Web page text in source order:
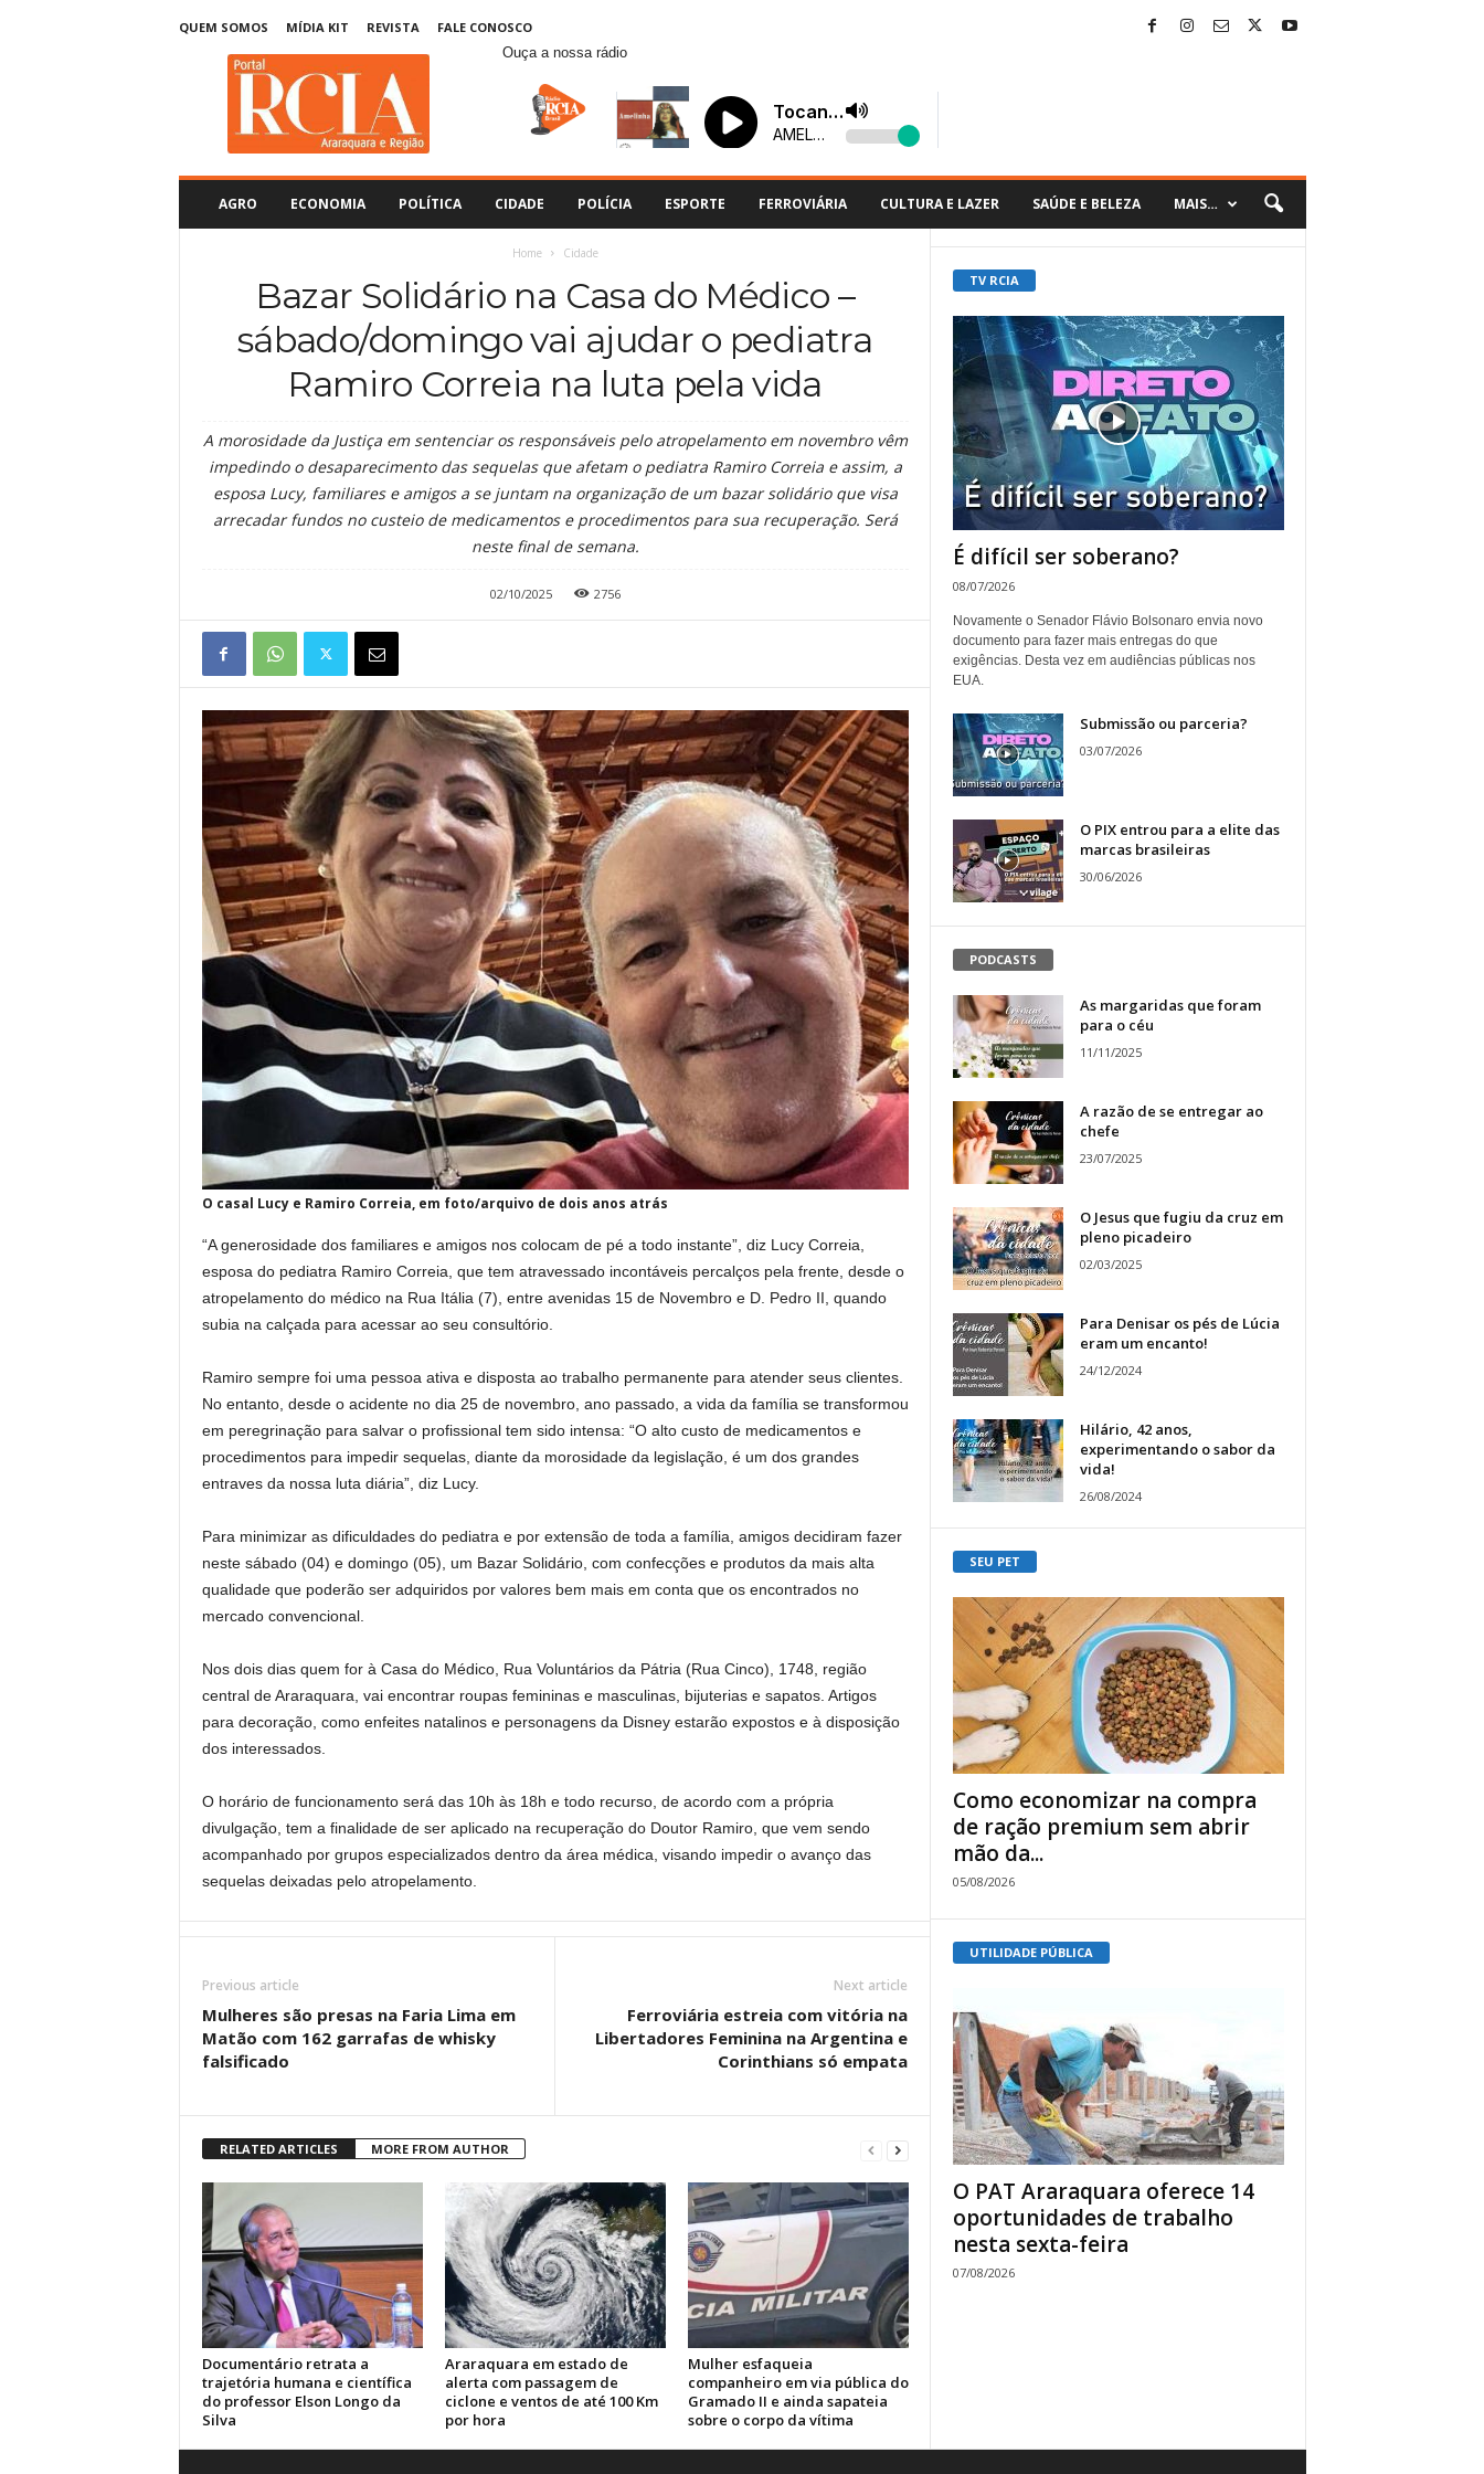
QUEM SOMOS MÍDIA KIT REVISTA
FALE CONOSCO
Ouça a nossa rádio
AGRO ECONOMIA POLÍTICA CIDADE POLÍCIA ESPORTE FERROVIÁRIA CULTURA E LAZER SAÚDE E BELEZA MAIS…
Home Cidade
Bazar Solidário na Casa do Médico –
sábado/domingo vai ajudar o pediatra
Ramiro Correia na luta pela vida
A morosidade da Justiça em sentenciar os responsáveis pelo atropelamento em novembro vêm
impedindo o desaparecimento das sequelas que afetam o pediatra Ramiro Correia e assim, a
esposa Lucy, familiares e amigos a se juntam na organização de um bazar solidário que visa
arrecadar fundos no custeio de medicamentos e procedimentos para sua recuperação. Será
neste final de semana.
02/10/2025 2756
O casal Lucy e Ramiro Correia, em foto/arquivo de dois anos atrás
“A generosidade dos familiares e amigos nos colocam de pé a todo instante”, diz Lucy Correia,
esposa do pediatra Ramiro Correia, que tem atravessado incontáveis percalços pela frente, desde o
atropelamento do médico na Rua Itália (7), entre avenidas 15 de Novembro e D. Pedro II, quando
subia na calçada para acessar ao seu consultório.
Ramiro sempre foi uma pessoa ativa e disposta ao trabalho permanente para atender seus clientes.
No entanto, desde o acidente no dia 25 de novembro, ano passado, a vida da família se transformou
em peregrinação para salvar o profissional tem sido intensa: “O alto custo de medicamentos e
procedimentos para impedir sequelas, diante da morosidade da legislação, é um dos grandes
entraves da nossa luta diária”, diz Lucy.
Para minimizar as dificuldades do pediatra e por extensão de toda a família, amigos decidiram fazer
neste sábado (04) e domingo (05), um Bazar Solidário, com confecções e produtos da mais alta
qualidade que poderão ser adquiridos por valores bem mais em conta que os encontrados no
mercado convencional.
Nos dois dias quem for à Casa do Médico, Rua Voluntários da Pátria (Rua Cinco), 1748, região
central de Araraquara, vai encontrar roupas femininas e masculinas, bijuterias e sapatos. Artigos
para decoração, como enfeites natalinos e personagens da Disney estarão expostos e à disposição
dos interessados.
O horário de funcionamento será das 10h às 18h e todo recurso, de acordo com a própria
divulgação, tem a finalidade de ser aplicado na recuperação do Doutor Ramiro, que vem sendo
acompanhado por grupos especializados dentro da área médica, visando impedir o avanço das
sequelas deixadas pelo atropelamento.
Previous article
Mulheres são presas na Faria Lima em
Matão com 162 garrafas de whisky
falsificado
Next article
Ferroviária estreia com vitória na
Libertadores Feminina na Argentina e
Corinthians só empata
RELATED ARTICLES MORE FROM AUTHOR
Documentário retrata a
trajetória humana e científica
do professor Elson Longo da
Silva
Araraquara em estado de
alerta com passagem de
ciclone e ventos de até 100 Km
por hora
Mulher esfaqueia
companheiro em via pública do
Gramado II e ainda sapateia
sobre o corpo da vítima
TV RCIA
É difícil ser soberano?
08/07/2026
Novamente o Senador Flávio Bolsonaro envia novo
documento para fazer mais entregas do que
exigências. Desta vez em audiências públicas nos
EUA.
Submissão ou parceria?
03/07/2026
O PIX entrou para a elite das
marcas brasileiras
30/06/2026
PODCASTS
As margaridas que foram
para o céu
11/11/2025
A razão de se entregar ao
chefe
23/07/2025
O Jesus que fugiu da cruz em
pleno picadeiro
02/03/2025
Para Denisar os pés de Lúcia
eram um encanto!
24/12/2024
Hilário, 42 anos,
experimentando o sabor da
vida!
26/08/2024
SEU PET
Como economizar na compra
de ração premium sem abrir
mão da...
05/08/2026
UTILIDADE PÚBLICA
O PAT Araraquara oferece 14
oportunidades de trabalho
nesta sexta-feira
07/08/2026